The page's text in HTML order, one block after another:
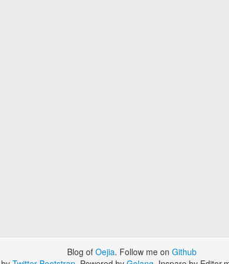
Blog of Oejia. Follow me on Github